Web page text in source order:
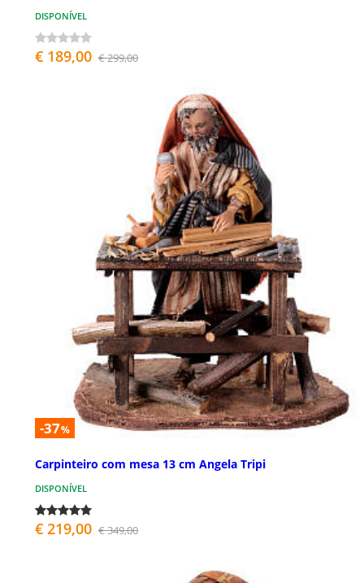
DISPONÍVEL
€ 189,00 € 299,00
-37%
Carpinteiro com mesa 13 cm Angela Tripi
DISPONÍVEL
€ 219,00 € 349,00